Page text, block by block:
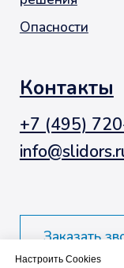
Настроить Cookies